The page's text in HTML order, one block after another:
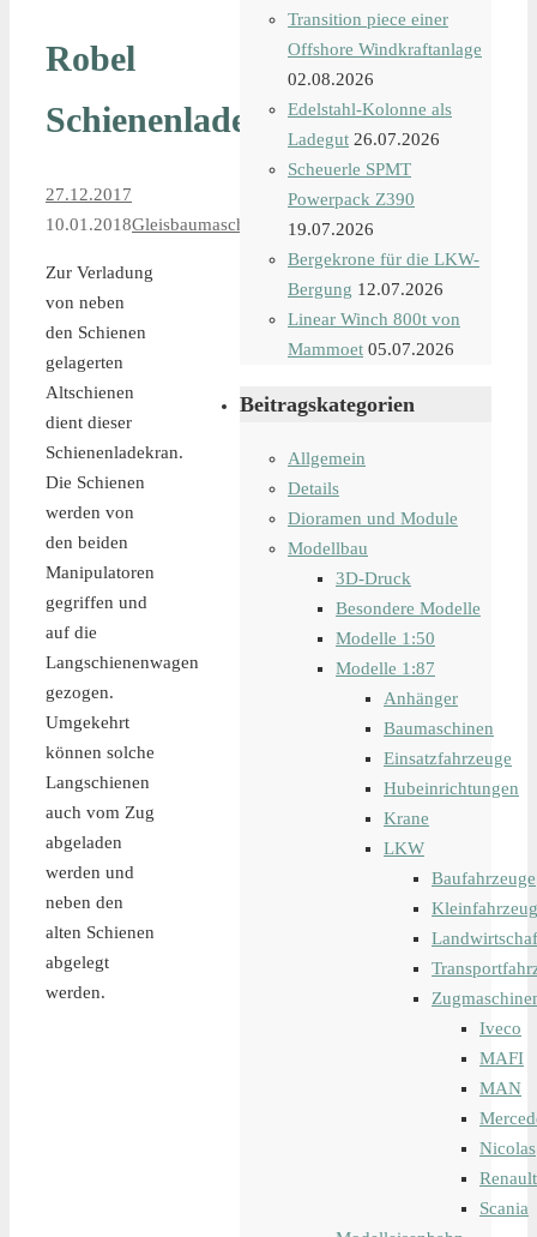
Robel
Schienenladekran
27.12.2017
10.01.2018Gleisbaumaschinen
Zur Verladung
von neben
den Schienen
gelagerten
Altschienen
dient dieser
Schienenladekran.
Die Schienen
werden von
den beiden
Manipulatoren
gegriffen und
auf die
Langschienenwagen
gezogen.
Umgekehrt
können solche
Langschienen
auch vom Zug
abgeladen
werden und
neben den
alten Schienen
abgelegt
werden.
Transition piece einer
Offshore Windkraftanlage
02.08.2026
Edelstahl-Kolonne als
Ladegut 26.07.2026
Scheuerle SPMT
Powerpack Z390
19.07.2026
Bergekrone für die LKW-
Bergung 12.07.2026
Linear Winch 800t von
Mammoet 05.07.2026
Beitragskategorien
Allgemein
Details
Dioramen und Module
Modellbau
3D-Druck
Besondere Modelle
Modelle 1:50
Modelle 1:87
Anhänger
Baumaschinen
Einsatzfahrzeuge
Hubeinrichtungen
Krane
LKW
Baufahrzeuge
Iveco
MAFI
MAN
Nicolas
Renault
Scania